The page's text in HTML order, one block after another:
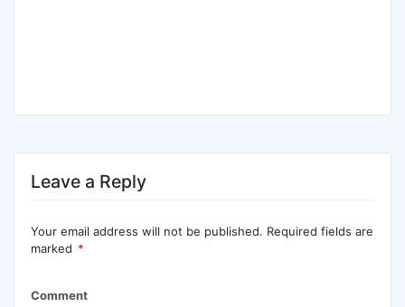
Leave a Reply
Your email address will not be published. Required fields are
marked *
Comment